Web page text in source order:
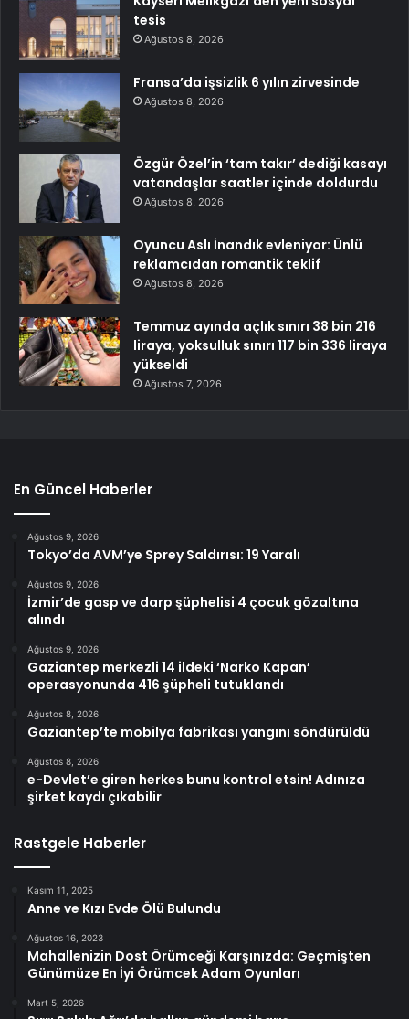
tesis
Ağustos 8, 2026
Fransa’da işsizlik 6 yılın zirvesinde
Ağustos 8, 2026
Özgür Özel’in ‘tam takır’ dediği kasayı
vatandaşlar saatler içinde doldurdu
Ağustos 8, 2026
Oyuncu Aslı İnandık evleniyor: Ünlü
reklamcıdan romantik teklif
Ağustos 8, 2026
Temmuz ayında açlık sınırı 38 bin 216
liraya, yoksulluk sınırı 117 bin 336 liraya
yükseldi
Ağustos 7, 2026
En Güncel Haberler
Ağustos 9, 2026
Tokyo’da AVM’ye Sprey Saldırısı: 19 Yaralı
Ağustos 9, 2026
İzmir’de gasp ve darp şüphelisi 4 çocuk gözaltına
alındı
Ağustos 9, 2026
Gaziantep merkezli 14 ildeki ‘Narko Kapan’
operasyonunda 416 şüpheli tutuklandı
Ağustos 8, 2026
Gaziantep’te mobilya fabrikası yangını söndürüldü
Ağustos 8, 2026
e-Devlet’e giren herkes bunu kontrol etsin! Adınıza
şirket kaydı çıkabilir
Rastgele Haberler
Kasım 11, 2025
Anne ve Kızı Evde Ölü Bulundu
Ağustos 16, 2023
Mahallenizin Dost Örümceği Karşınızda: Geçmişten
Günümüze En İyi Örümcek Adam Oyunları
Mart 5, 2026